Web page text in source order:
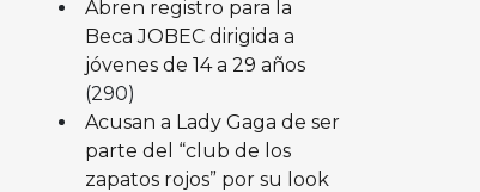
Abren registro para la
Beca JOBEC dirigida a
jóvenes de 14 a 29 años
(290)
Acusan a Lady Gaga de ser
parte del “club de los
zapatos rojos” por su look